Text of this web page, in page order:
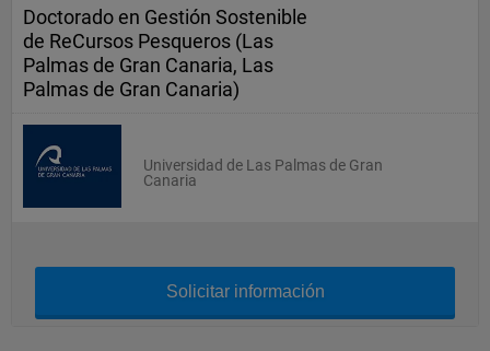
Doctorado en Gestión Sostenible
de ReCursos Pesqueros (Las
Palmas de Gran Canaria, Las
Palmas de Gran Canaria)
Universidad de Las Palmas de Gran
Canaria
Solicitar información